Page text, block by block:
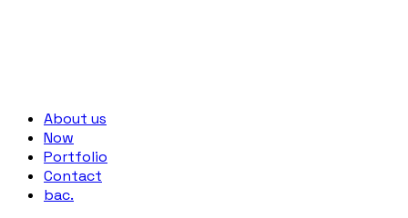
About us
Now
Portfolio
Contact
bac.